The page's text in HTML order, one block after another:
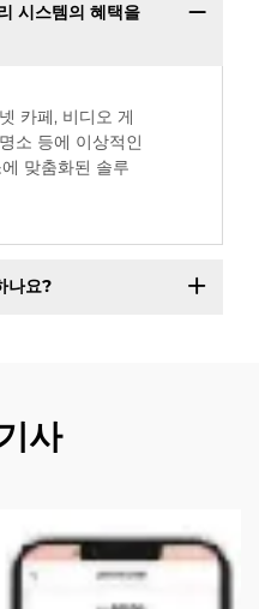
시스템의 혜택을
카페, 비디오 게
소 등에 이상적인
맞춤화된 솔루
나요?
사